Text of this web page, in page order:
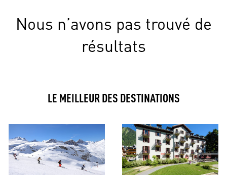
Nous n’avons pas trouvé de
résultats
LE MEILLEUR DES DESTINATIONS